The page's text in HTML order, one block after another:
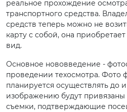
реальное прохождение
транспортного средства.
средств теперь можно не
карту с собой, она
вид.
Основное нововведение -
проведении техосмотра.
планируется осуществлять до
изображению будут привязаны
съемки, подтверждающие